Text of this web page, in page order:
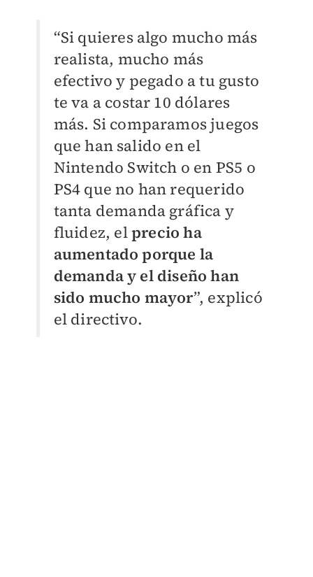
“Si quieres algo mucho más
realista, mucho más
efectivo y pegado a tu gusto
te va a costar 10 dólares
más. Si comparamos juegos
que han salido en el
Nintendo Switch o en PS5 o
PS4 que no han requerido
tanta demanda gráfica y
fluidez, elprecio ha
aumentado porque la
demanda y el diseño han
sido mucho mayor”, explicó
el directivo.